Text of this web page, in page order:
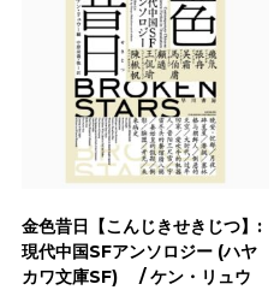
金色昔日【こんじきせきじつ】:
現代中国SFアンソロジー (ハヤ
カワ文庫SF) / ケン・リュウ